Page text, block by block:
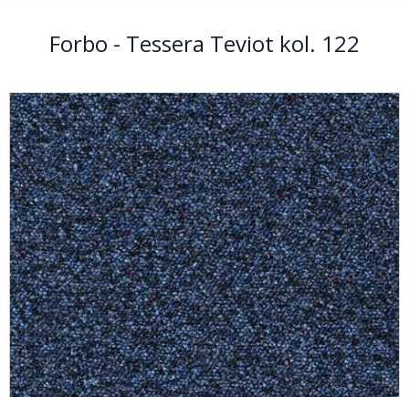
Forbo - Tessera Teviot kol. 122